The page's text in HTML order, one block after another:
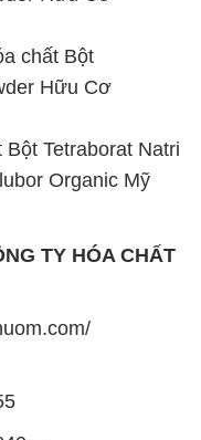
Tetraborat Natri
Organic Mỹ
TY HÓA CHẤT